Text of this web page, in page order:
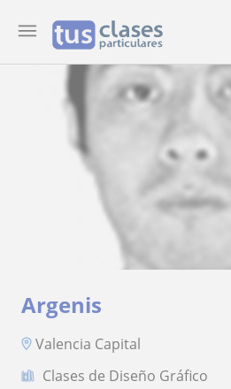
Argenis
Valencia Capital
Clases de Diseño Gráfico